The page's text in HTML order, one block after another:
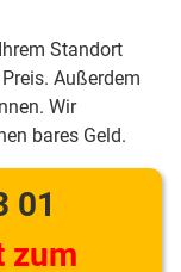
Standort
Außerdem
Wir
bares Geld.
01
zum